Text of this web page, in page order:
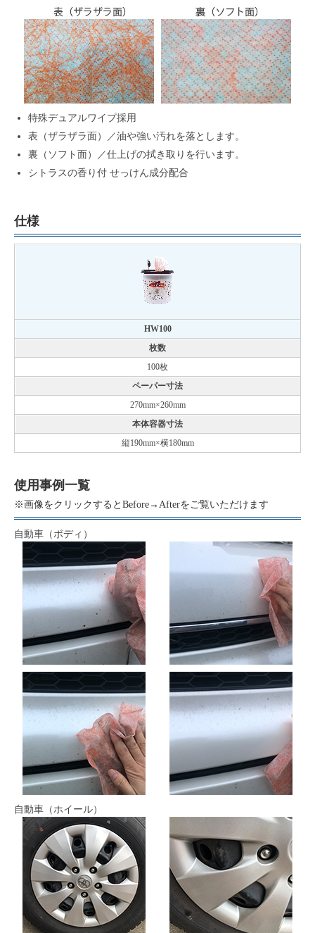
特殊デュアルワイプ採用
表（ザラザラ面）／油や強い汚れを落とします。
裏（ソフト面）／仕上げの拭き取りを行います。
シトラスの香り付 せっけん成分配合
仕様
HW100
枚数
100枚
ペーパー寸法
270mm×260mm
本体容器寸法
縦190mm×横180mm
使用事例一覧
※画像をクリックするとBefore→Afterをご覧いただけます
自動車（ボディ）
自動車（ホイール）